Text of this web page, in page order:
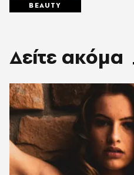
BEAUTY
Δείτε ακόμα